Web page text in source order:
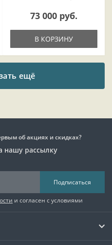
73 000 руб.
В КОРЗИНУ
ещё
об акциях и скидках?
нашу рассылку
Подписаться
и согласен с условиями